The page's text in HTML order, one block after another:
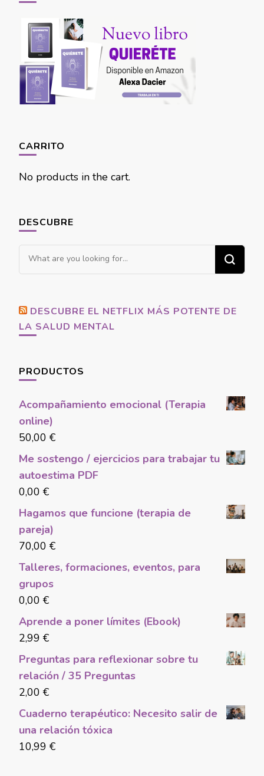
CARRITO
No products in the cart.
DESCUBRE
Looking
for
DESCUBRE EL NETFLIX MÁS POTENTE DE
LA SALUD MENTAL
PRODUCTOS
Acompañamiento emocional (Terapia
online)
50,00 €
Me sostengo / ejercicios para trabajar tu
autoestima PDF
0,00 €
Hagamos que funcione (terapia de
pareja)
70,00 €
Talleres, formaciones, eventos, para
grupos
0,00 €
Aprende a poner límites (Ebook)
2,99 €
Preguntas para reflexionar sobre tu
relación / 35 Preguntas
2,00 €
Cuaderno terapéutico: Necesito salir de
una relación tóxica
10,99 €